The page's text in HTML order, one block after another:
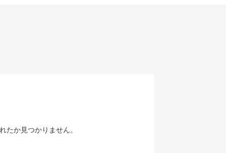
たか見つかりません。